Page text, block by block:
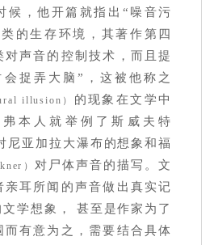
候，他开篇就指出“噪音污
的生存环境，其著作第四
声音的控制技术，而且提
捉弄大脑”，这被他称之
illusion）
的现象在文学中
本人就举例了斯威夫特
尼亚加拉大瀑布的想象和福
） 对尸体声音的描写。文
亲耳所闻的声音做出真实记
学想象， 甚至是作家为了
而有意为之，需要结合具体